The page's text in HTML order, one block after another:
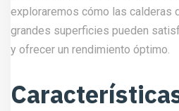
exploraremos cómo las calderas
grandes superficies pueden
y ofrecer un rendimiento óptimo.